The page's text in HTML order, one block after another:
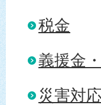
税金
義援金
災害対